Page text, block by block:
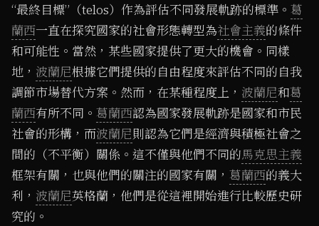
“最終目標”（telos）作為評估不同發展軌跡的標準。 葛
蘭西一直在探究國家的社會形態轉型為社會主義的條件
和可能性。當然，某些國家提供了更大的機會。同樣
地， 波蘭尼根據它們提供的自由程度來評估不同的自我
調節市場替代方案。然而，在某種程度上， 波蘭尼和葛
蘭西有所不同。 葛蘭西認為國家發展軌跡是國家和市民
社會的形構，而波蘭尼則認為它們是經濟與積極社會之
間的（不平衡）關係。這不僅與他們不同的馬克思主義
框架有關，也與他們的關注的國家有關， 葛蘭西的義大
利， 波蘭尼英格蘭，他們是從這裡開始進行比較歷史研
究的。